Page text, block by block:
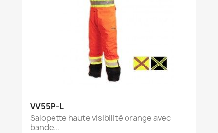
VV55P-L
Salopette haute visibilité orange avec
bande...